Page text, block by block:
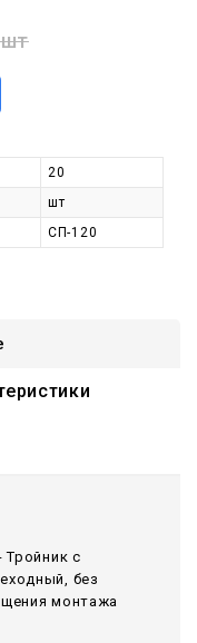
20
шт
СП-120
c
без
монтажа